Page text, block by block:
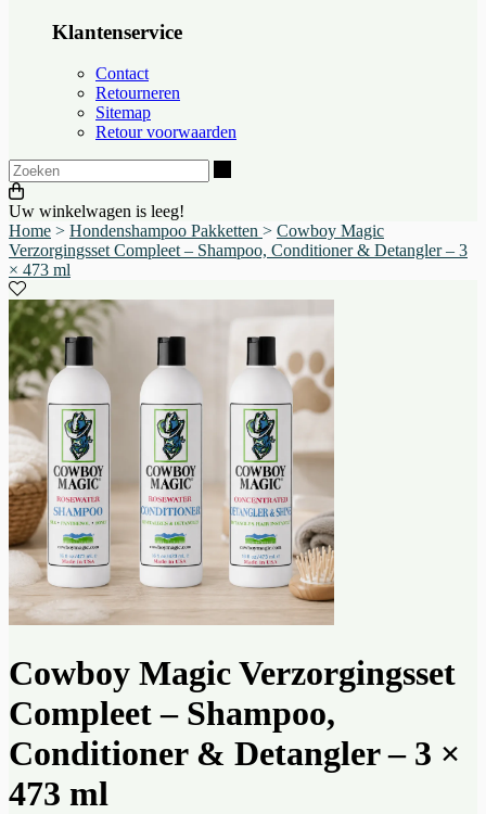
Klantenservice
Contact
Retourneren
Sitemap
Retour voorwaarden
Uw winkelwagen is leeg!
Home > Hondenshampoo Pakketten > Cowboy Magic
Verzorgingsset Compleet – Shampoo, Conditioner & Detangler – 3
× 473 ml
Cowboy Magic Verzorgingsset
Compleet – Shampoo,
Conditioner & Detangler – 3 ×
473 ml